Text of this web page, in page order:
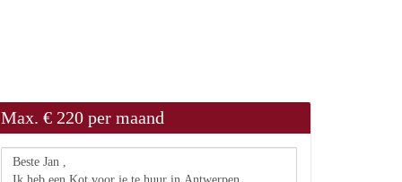
Max. € 220 per maand